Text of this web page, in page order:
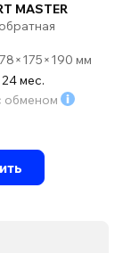
MASTER
мм
мес.
обменом